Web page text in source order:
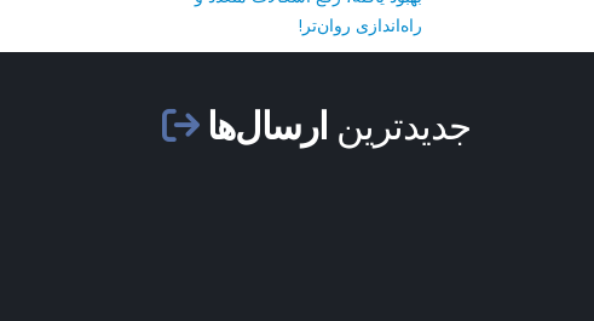
راه‌اندازی روان‌تر!
جدیدترین ارسال‌ها